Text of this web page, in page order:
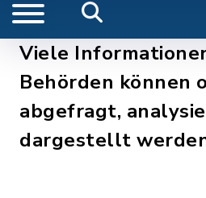
Viele
Behörden können
abgefragt,
dargestellt